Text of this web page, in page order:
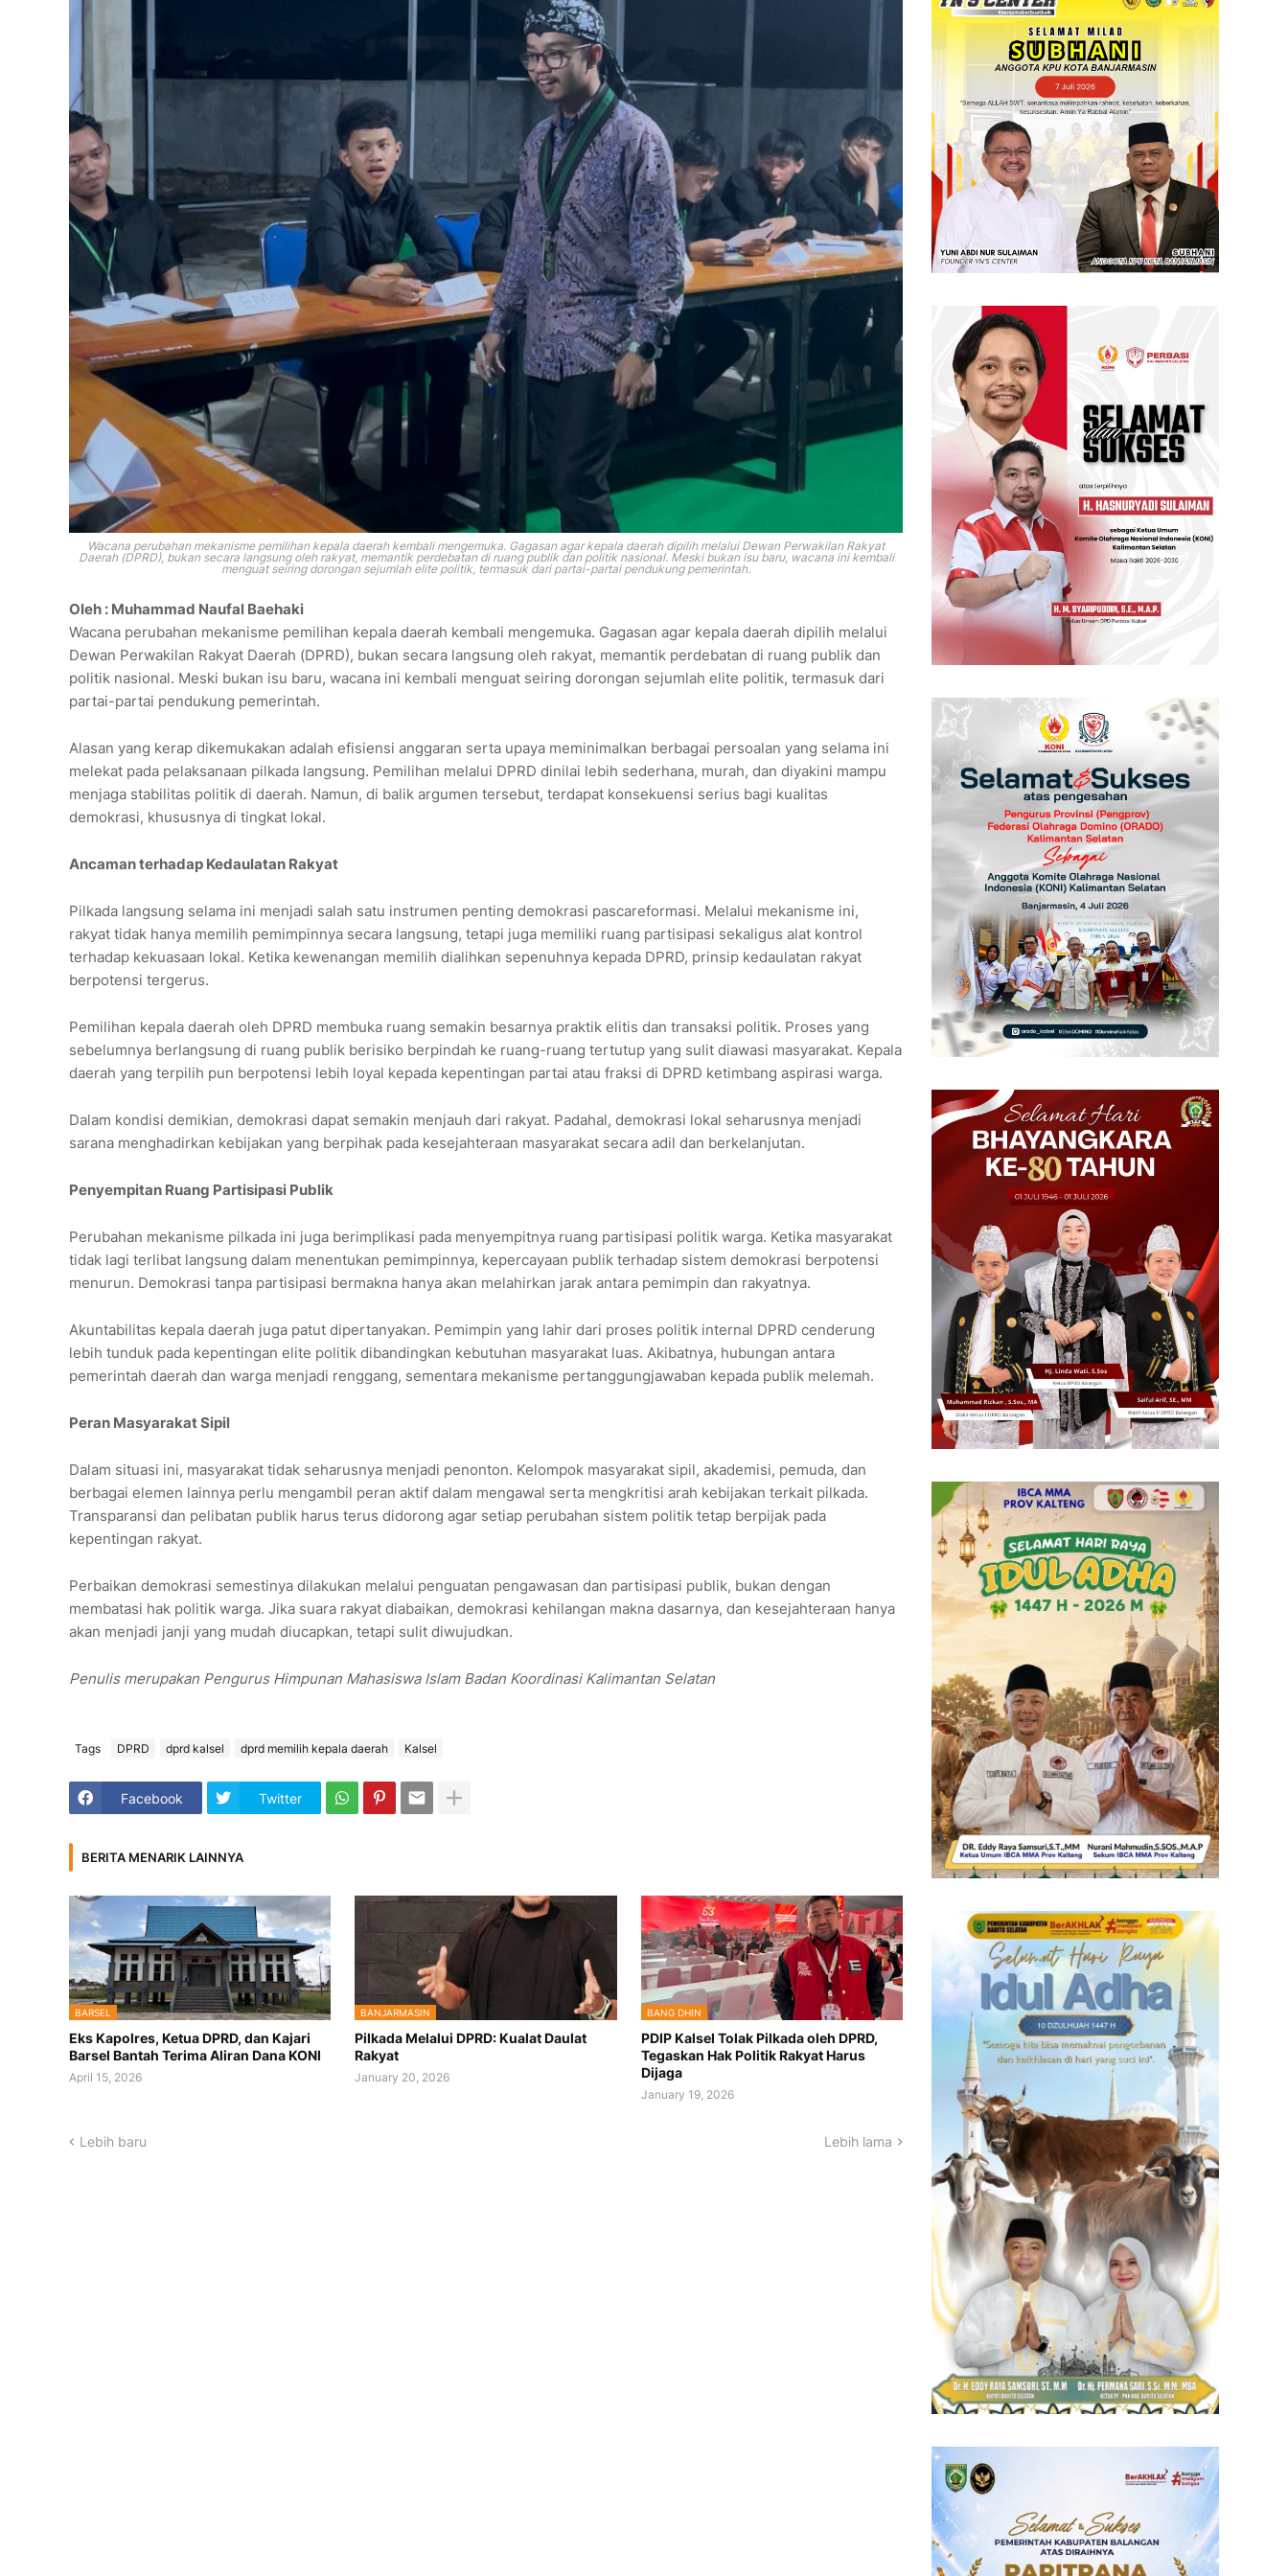
Wacana perubahan mekanisme pemilihan kepala daerah kembali mengemuka. Gagasan agar kepala daerah dipilih melalui Dewan Perwakilan Rakyat
Daerah (DPRD), bukan secara langsung oleh rakyat, memantik perdebatan di ruang publik dan politik nasional. Meski bukan isu baru, wacana ini kembali
menguat seiring dorongan sejumlah elite politik, termasuk dari partai-partai pendukung pemerintah.
Oleh : Muhammad Naufal Baehaki
Wacana perubahan mekanisme pemilihan kepala daerah kembali mengemuka. Gagasan agar kepala daerah dipilih melalui
Dewan Perwakilan Rakyat Daerah (DPRD), bukan secara langsung oleh rakyat, memantik perdebatan di ruang publik dan
politik nasional. Meski bukan isu baru, wacana ini kembali menguat seiring dorongan sejumlah elite politik, termasuk dari
partai-partai pendukung pemerintah.
Alasan yang kerap dikemukakan adalah efisiensi anggaran serta upaya meminimalkan berbagai persoalan yang selama ini
melekat pada pelaksanaan pilkada langsung. Pemilihan melalui DPRD dinilai lebih sederhana, murah, dan diyakini mampu
menjaga stabilitas politik di daerah. Namun, di balik argumen tersebut, terdapat konsekuensi serius bagi kualitas
demokrasi, khususnya di tingkat lokal.
Ancaman terhadap Kedaulatan Rakyat
Pilkada langsung selama ini menjadi salah satu instrumen penting demokrasi pascareformasi. Melalui mekanisme ini,
rakyat tidak hanya memilih pemimpinnya secara langsung, tetapi juga memiliki ruang partisipasi sekaligus alat kontrol
terhadap kekuasaan lokal. Ketika kewenangan memilih dialihkan sepenuhnya kepada DPRD, prinsip kedaulatan rakyat
berpotensi tergerus.
Pemilihan kepala daerah oleh DPRD membuka ruang semakin besarnya praktik elitis dan transaksi politik. Proses yang
sebelumnya berlangsung di ruang publik berisiko berpindah ke ruang-ruang tertutup yang sulit diawasi masyarakat. Kepala
daerah yang terpilih pun berpotensi lebih loyal kepada kepentingan partai atau fraksi di DPRD ketimbang aspirasi warga.
Dalam kondisi demikian, demokrasi dapat semakin menjauh dari rakyat. Padahal, demokrasi lokal seharusnya menjadi
sarana menghadirkan kebijakan yang berpihak pada kesejahteraan masyarakat secara adil dan berkelanjutan.
Penyempitan Ruang Partisipasi Publik
Perubahan mekanisme pilkada ini juga berimplikasi pada menyempitnya ruang partisipasi politik warga. Ketika masyarakat
tidak lagi terlibat langsung dalam menentukan pemimpinnya, kepercayaan publik terhadap sistem demokrasi berpotensi
menurun. Demokrasi tanpa partisipasi bermakna hanya akan melahirkan jarak antara pemimpin dan rakyatnya.
Akuntabilitas kepala daerah juga patut dipertanyakan. Pemimpin yang lahir dari proses politik internal DPRD cenderung
lebih tunduk pada kepentingan elite politik dibandingkan kebutuhan masyarakat luas. Akibatnya, hubungan antara
pemerintah daerah dan warga menjadi renggang, sementara mekanisme pertanggungjawaban kepada publik melemah.
Peran Masyarakat Sipil
Dalam situasi ini, masyarakat tidak seharusnya menjadi penonton. Kelompok masyarakat sipil, akademisi, pemuda, dan
berbagai elemen lainnya perlu mengambil peran aktif dalam mengawal serta mengkritisi arah kebijakan terkait pilkada.
Transparansi dan pelibatan publik harus terus didorong agar setiap perubahan sistem politik tetap berpijak pada
kepentingan rakyat.
Perbaikan demokrasi semestinya dilakukan melalui penguatan pengawasan dan partisipasi publik, bukan dengan
membatasi hak politik warga. Jika suara rakyat diabaikan, demokrasi kehilangan makna dasarnya, dan kesejahteraan hanya
akan menjadi janji yang mudah diucapkan, tetapi sulit diwujudkan.
Penulis merupakan Pengurus Himpunan Mahasiswa Islam Badan Koordinasi Kalimantan Selatan
Tags DPRD dprd kalsel dprd memilih kepala daerah Kalsel
Facebook Twitter
BERITA MENARIK LAINNYA
BARSEL
Eks Kapolres, Ketua DPRD, dan Kajari
Barsel Bantah Terima Aliran Dana KONI
April 15, 2026
BANJARMASIN
Pilkada Melalui DPRD: Kualat Daulat
Rakyat
January 20, 2026
BANG DHIN
PDIP Kalsel Tolak Pilkada oleh DPRD,
Tegaskan Hak Politik Rakyat Harus
Dijaga
January 19, 2026
Lebih baru Lebih lama